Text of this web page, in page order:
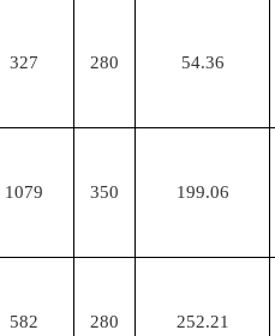
327 280 54.36
1079 350 199.06
582 280 252.21